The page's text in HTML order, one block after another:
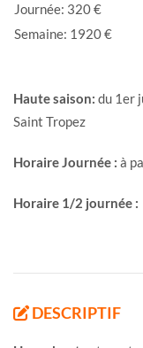
Journée: 320 €
Semaine: 1920 €
Haute saison: du 1er
Saint Tropez
Horaire Journée : à
Horaire 1/2 journée :
DESCRIPTIF